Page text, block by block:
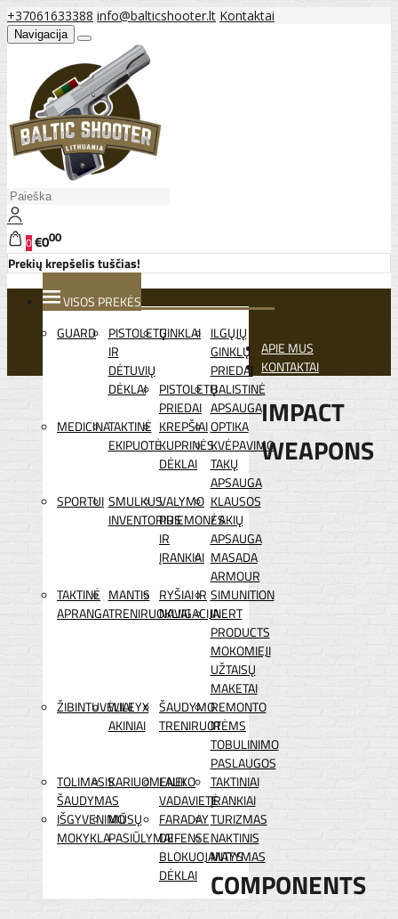
+37061633388 info@balticshooter.lt Kontaktai
Navigacija
0€000
Prekių krepšelis tuščias!
VISOS PREKĖS
GUARD
PISTOLETŲ
IR
DĖTUVIŲ
DĖKLAI
GINKLAI ILGŲJŲ
GINKLŲ
PRIEDAI
PISTOLETŲ
PRIEDAI
BALISTINĖ
APSAUGA
MEDICINATAKTINĖ
EKIPUOTĖ
KREPŠIAI
KUPRINĖS
DĖKLAI
OPTIKA
KVĖPAVIMO
TAKŲ
APSAUGA
SPORTUI SMULKUS
INVENTORIUS
VALYMO
PRIEMONĖS
IR
ĮRANKIAI
KLAUSOS
/ AKIŲ
APSAUGA
MASADA
ARMOUR
TAKTINĖ
APRANGA
MANTIS
TRENIRUOKLIAI
RYŠIAI IR
NAVIGACIJA
SIMUNITION
INERT
PRODUCTS
MOKOMIEJI
UŽTAISŲ
MAKETAI
ŽIBINTUVĖLIAI
WILEYX
AKINIAI
ŠAUDYMO
TRENIRUOTĖMS
REMONTO
IR
TOBULINIMO
PASLAUGOS
TOLIMASIS
ŠAUDYMAS
KARIUOMENEI
LAUKO
VADAVIETĖ
TAKTINIAI
ĮRANKIAI
IŠGYVENIMO
MOKYKLA
MŪSŲ
PASIŪLYMAI
FARADAY
DEFENSE
BLOKUOJANTYS
DĖKLAI
TURIZMAS
NAKTINIS
MATYMAS
APIE MUS
KONTAKTAI
IMPACT
WEAPONS
COMPONENTS